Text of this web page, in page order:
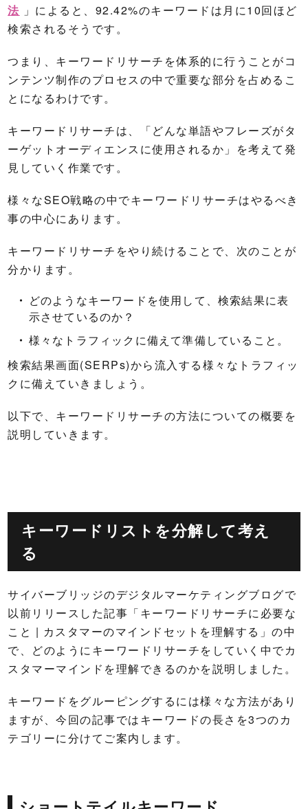
法 」によると、92.42%のキーワードは月に10回ほど
検索されるそうです。
つまり、キーワードリサーチを体系的に行うことがコ
ンテンツ制作のプロセスの中で重要な部分を占めるこ
とになるわけです。
キーワードリサーチは、「どんな単語やフレーズがタ
ーゲットオーディエンスに使用されるか」を考えて発
見していく作業です。
様々なSEO戦略の中でキーワードリサーチはやるべき
事の中心にあります。
キーワードリサーチをやり続けることで、次のことが
分かります。
どのようなキーワードを使用して、検索結果に表
示させているのか？
様々なトラフィックに備えて準備していること。
検索結果画面(SERPs)から流入する様々なトラフィッ
クに備えていきましょう。
以下で、キーワードリサーチの方法についての概要を
説明していきます。
キーワードリストを分解して考え
る
サイバーブリッジのデジタルマーケティングブログで
以前リリースした記事「キーワードリサーチに必要な
こと | カスタマーのマインドセットを理解する」の中
で、どのようにキーワードリサーチをしていく中でカ
スタマーマインドを理解できるのかを説明しました。
キーワードをグルーピングするには様々な方法があり
ますが、今回の記事ではキーワードの長さを3つのカ
テゴリーに分けてご案内します。